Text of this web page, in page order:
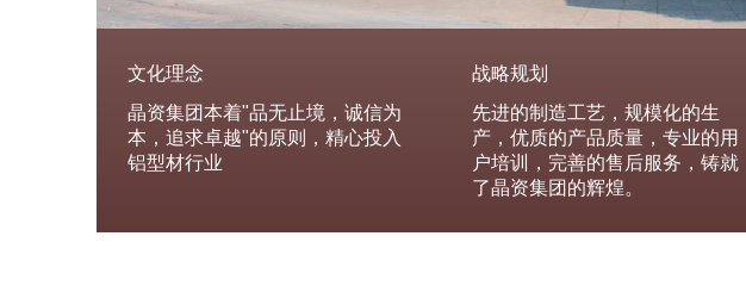
文化理念
晶资集团本着"品无止境，诚信为
本，追求卓越"的原则，精心投入
铝型材行业
战略规划
先进的制造工艺，规模化的生
产，优质的产品质量，专业的用
户培训，完善的售后服务，铸就
了晶资集团的辉煌。